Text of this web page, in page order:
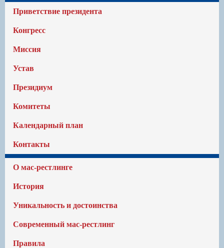
Приветствие президента
Конгресс
Миссия
Устав
Президиум
Комитеты
Календарный план
Контакты
О мас-рестлинге
История
Уникальность и достоинства
Современный мас-рестлинг
Правила